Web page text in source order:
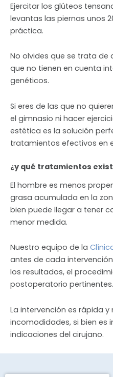
Ejercitar los glúteos
levantas las piernas unos
práctica.
No olvides que se trata de
que no tienen en cuenta
genéticos.
Si eres de las que no
el gimnasio ni hacer
estética es la solución
tratamientos efectivos en
¿y qué tratamientos
El hombre es menos
grasa acumulada en la
bien puede llegar a tener
menor medida.
Nuestro equipo de la
antes de cada
los resultados, el
postoperatorio pertinentes.
La intervención es rápida y
incomodidades, si bien es
indicaciones del cirujano.